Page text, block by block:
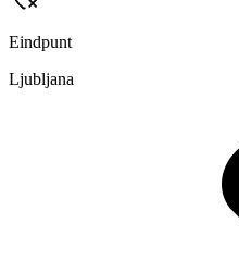
Eindpunt
Ljubljana